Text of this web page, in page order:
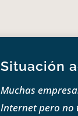
Situación
Muchas
Internet pero no